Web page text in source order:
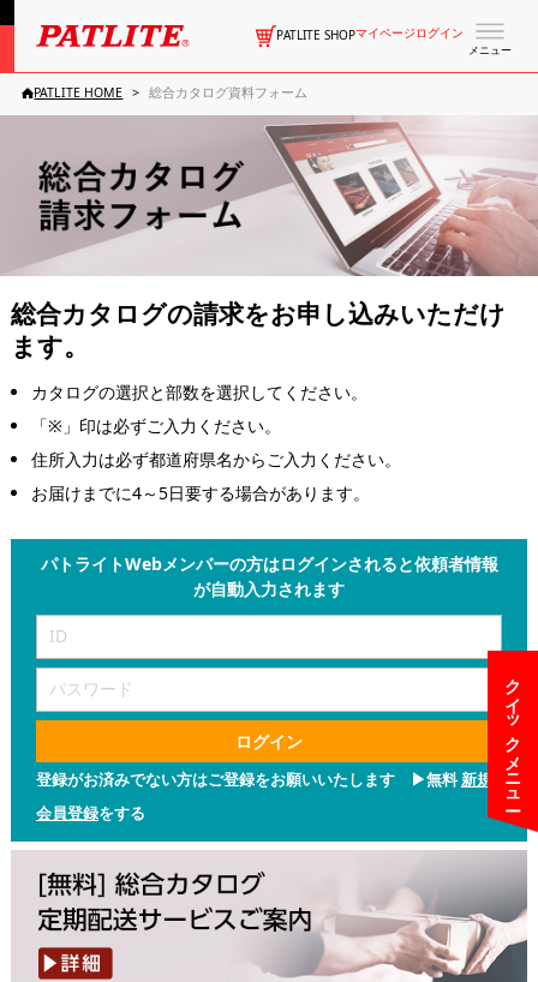
メニュー
PATLITE SHOPマイページログイン
クイックメニュー
PATLITE HOME 総合カタログ資料フォーム
総合カタログの請求をお申し込みいただけ
ます。
カタログの選択と部数を選択してください。
「※」印は必ずご入力ください。
住所入力は必ず都道府県名からご入力ください。
お届けまでに4～5日要する場合があります。
パトライトWebメンバーの方はログインされると依頼者情報
が自動入力されます
ログイン
登録がお済みでない方はご登録をお願いいたします ▶無料新規
会員登録をする